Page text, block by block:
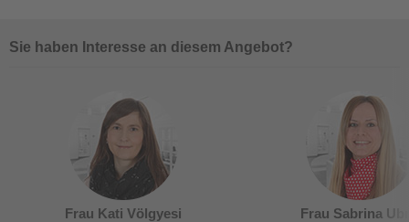
Sie haben Interesse an diesem Angebot?
Frau Kati Völgyesi Frau Sabrina